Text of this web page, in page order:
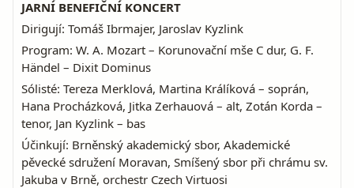
JARNÍ BENEFIČNÍ KONCERT
Dirigují: Tomáš Ibrmajer, Jaroslav Kyzlink
Program: W. A. Mozart – Korunovační mše C dur, G. F.
Händel – Dixit Dominus
Sólisté: Tereza Merklová, Martina Králíková – soprán,
Hana Procházková, Jitka Zerhauová – alt, Zotán Korda –
tenor, Jan Kyzlink – bas
Účinkují: Brněnský akademický sbor, Akademické
pěvecké sdružení Moravan, Smíšený sbor při chrámu sv.
Jakuba v Brně, orchestr Czech Virtuosi